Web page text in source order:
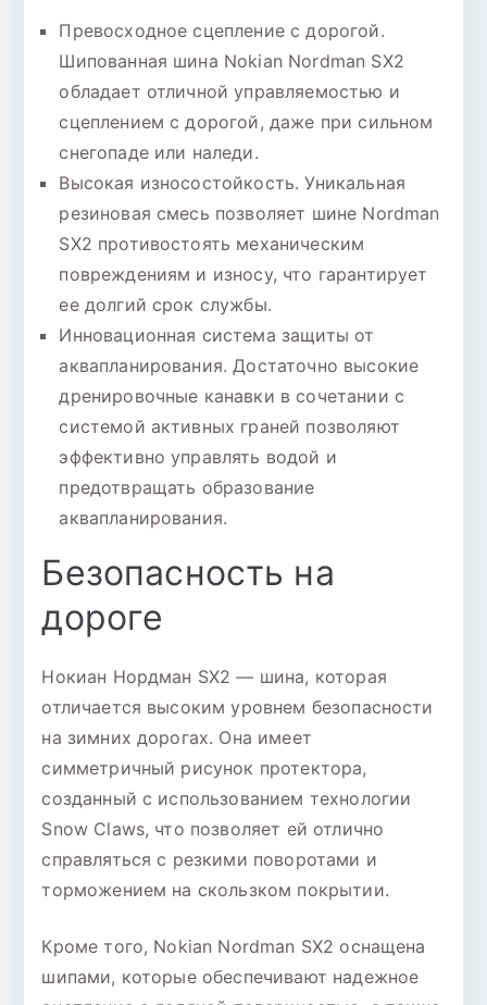
Превосходное сцепление с дорогой.
Шипованная шина Nokian Nordman SX2
обладает отличной управляемостью и
сцеплением с дорогой, даже при сильном
снегопаде или наледи.
Высокая износостойкость. Уникальная
резиновая смесь позволяет шине Nordman
SX2 противостоять механическим
повреждениям и износу, что гарантирует
ее долгий срок службы.
Инновационная система защиты от
аквапланирования. Достаточно высокие
дренировочные канавки в сочетании с
системой активных граней позволяют
эффективно управлять водой и
предотвращать образование
аквапланирования.
Безопасность на
дороге
Нокиан Нордман SX2 — шина, которая
отличается высоким уровнем безопасности
на зимних дорогах. Она имеет
симметричный рисунок протектора,
созданный с использованием технологии
Snow Claws, что позволяет ей отлично
справляться с резкими поворотами и
торможением на скользком покрытии.
Кроме того, Nokian Nordman SX2 оснащена
шипами, которые обеспечивают надежное